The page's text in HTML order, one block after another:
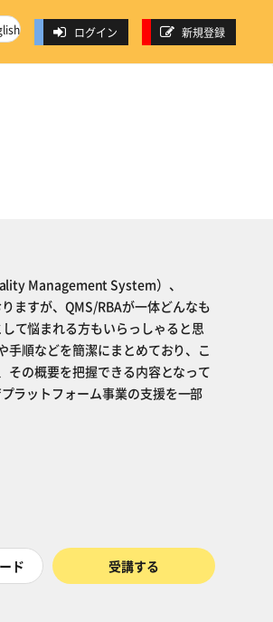
ログイン 新規登録
Management System）、
ますが、QMS/RBAが一体どんなも
て悩まれる方もいらっしゃると思
手順などを簡潔にまとめており、こ
その概要を把握できる内容となって
ラットフォーム事業の支援を一部
ド 受講する